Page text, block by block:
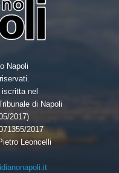
Napoli
nel
di Napoli
2017)
2017
Leoncelli